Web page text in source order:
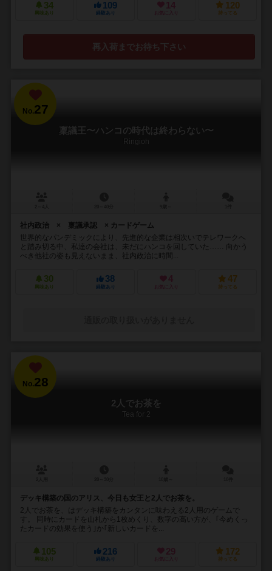
34
興味あり
109
経験あり
14
お気に入り
120
持ってる
再入荷までお待ち下さい
No.27
稟議王〜ハンコの時代は終わらない〜
Ringioh
社内政治 × 稟議承認 × カードゲーム
世界的なパンデミックにより、先進的な企業は相次いでテレワークへ
と踏み切る中、私達の会社は、未だにハンコを回していた…… 向かう
べき他社の姿も見えないまま、社内政治に時間...
30
興味あり
38
経験あり
4
お気に入り
47
持ってる
No.28
2人でお茶を
Tea for 2
デッキ構築の国のアリス、今日も女王と2人でお茶を。
2人でお茶を、はデッキ構築をカンタンに味わえる2人用のゲームで
す。 同時にカードを山札から1枚めくり、数字の高い方が、｢今めくっ
たカードの効果を使う｣か｢新しいカードを...
105
興味あり
216
経験あり
29
お気に入り
172
持ってる